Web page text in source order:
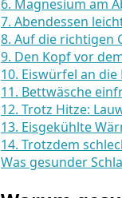
6. Magnesium am
7. Abendessen
8. Auf die richtigen
9. Den Kopf vor
10. Eiswürfel an
11. Bettwäsche
12. Trotz Hitze:
13. Eisgekühlte
14. Trotzdem
Was gesunder